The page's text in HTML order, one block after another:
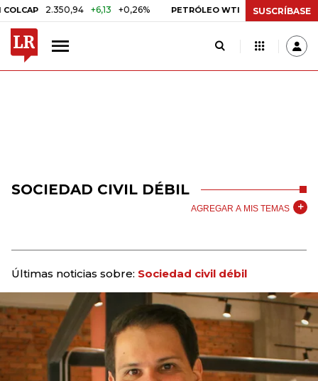
2.350,94 +6,13 +0,26% PETRÓLEO WTI US$ 78,01 US$ 2,92
SUSCRÍBASE
SOCIEDAD CIVIL DÉBIL
AGREGAR A MIS TEMAS
Últimas noticias sobre: Sociedad civil débil